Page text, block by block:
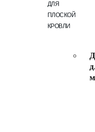
ДЛЯ
ПЛОСКОЙ
КРОВЛИ